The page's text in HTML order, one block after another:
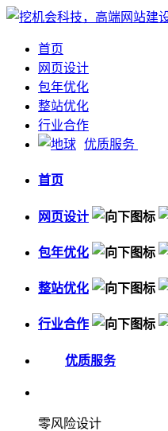
首页
网页设计
包年优化
整站优化
行业合作
优质服务
首页
网页设计
包年优化
整站优化
行业合作
优质服务
零风险设计